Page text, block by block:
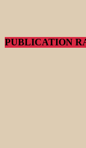
PUBLICATION